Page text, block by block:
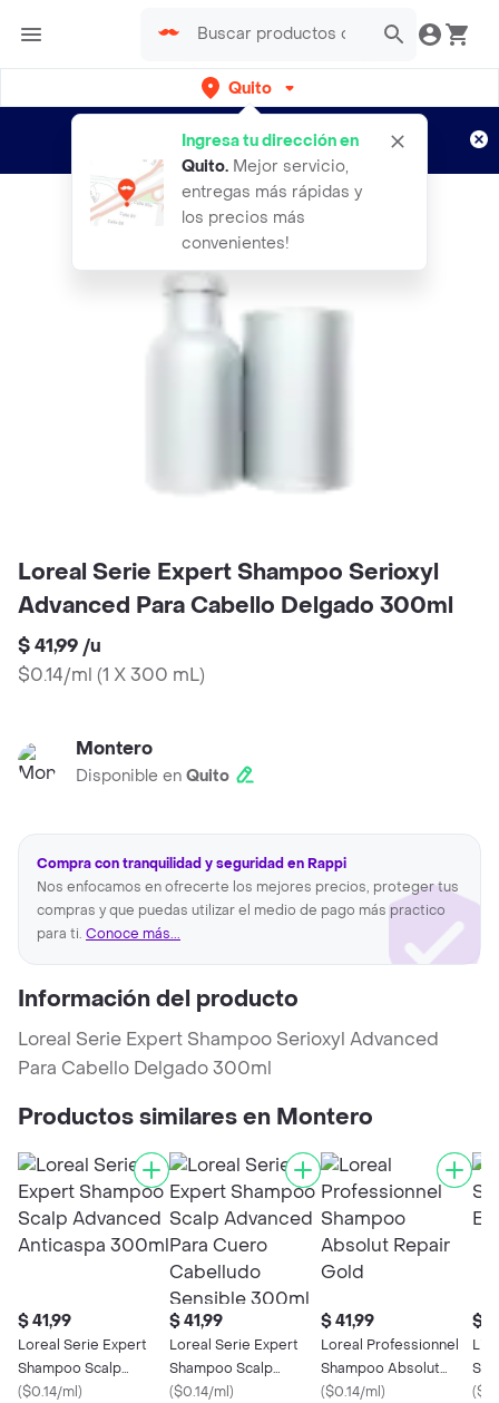
Quito
Ingresa tu dirección en
Quito. Mejor servicio,
entregas más rápidas y
los precios más
convenientes!
envíos gratis por semanas
Aplican TyC
Loreal Serie Expert Shampoo Serioxyl
Advanced Para Cabello Delgado 300ml
$ 41,99 /u
$0.14/ml (1 X 300 mL)
Montero
Disponible en Quito
Compra con tranquilidad y seguridad en Rappi
Nos enfocamos en ofrecerte los mejores precios, proteger tus
compras y que puedas utilizar el medio de pago más practico
para ti. Conoce más...
Información del producto
Loreal Serie Expert Shampoo Serioxyl Advanced
Para Cabello Delgado 300ml
Productos similares en Montero
$ 41,99
Loreal Serie Expert
Shampoo Scalp
Advanced Anticaspa
($0.14/ml)
$ 41,99
Loreal Serie Expert
Shampoo Scalp
Advanced Para Cuero
($0.14/ml)
$ 41,99
Loreal Professionnel
Shampoo Absolut
Repair Gold
($0.14/ml)
$
(